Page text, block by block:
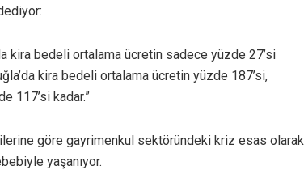
kira bedeli ortalama ücretin sadece yüzde 27’si
kira bedeli ortalama ücretin yüzde 187’si,
117’si kadar.”
göre gayrimenkul sektöründeki kriz esas olarak
yaşanıyor.